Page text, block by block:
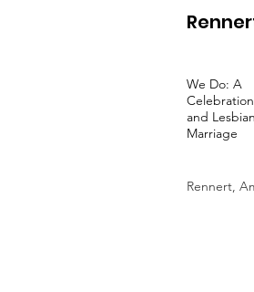
We Do: A
and Lesbian
Marriage
Rennert,